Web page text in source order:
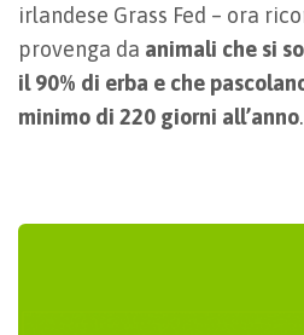
irlandese Grass Fed – ora
provenga da animali che si
il 90% di erba e che
minimo di 220 giorni all’anno.